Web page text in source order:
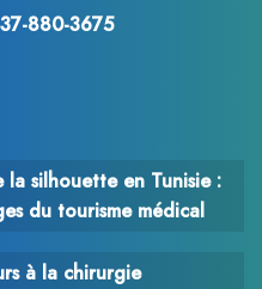
880-3675
silhouette en Tunisie :
du tourisme médical
à la chirurgie